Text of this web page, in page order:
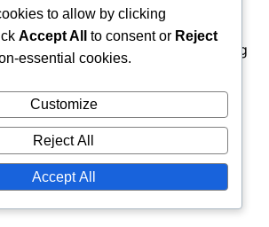
Handball hat bemerkenswerte
erlebt, insbesondere in Bezug
wie Deutschland und Spanien
stetigen Anstieg der
in Handballclubs
Teilnahmequoten von über
to allow by clicking
Accept All to consent or Reject
essential cookies.
Customize
Reject All
Accept All